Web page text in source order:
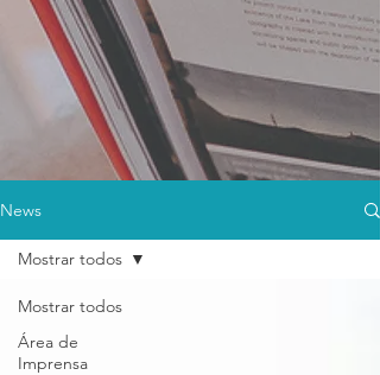
News
Mostrar todos
Área de
Imprensa
Mostrar todos